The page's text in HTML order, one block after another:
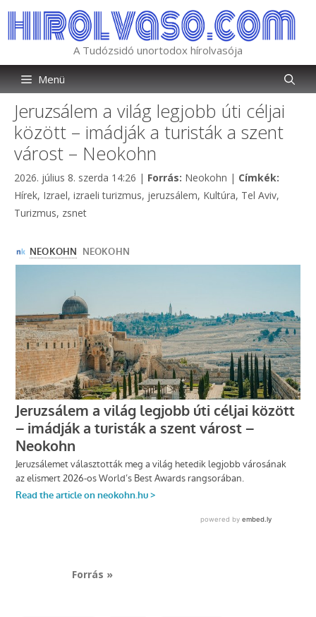
tartalomba
A Tudózsidó unortodox hírolvasója
Menü
Jeruzsálem a világ legjobb úti céljai
között – imádják a turisták a szent
várost – Neokohn
2026. július 8. szerda 14:26 | Forrás: Kategória
Neokohn | Címkék:
Hírek, Izrael, izraeli turizmus, jeruzsálem, Kultúra, Tel Aviv,
Turizmus, zsnet
Forrás »